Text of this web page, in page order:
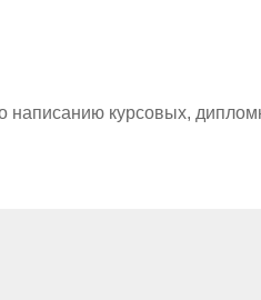
написанию курсовых,